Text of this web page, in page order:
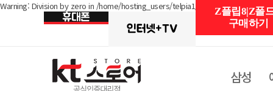
Warning: Division by zero in /home/hosting_users/telpia1/www/shop/
삼성
Z플립8|Z폴
구매하기